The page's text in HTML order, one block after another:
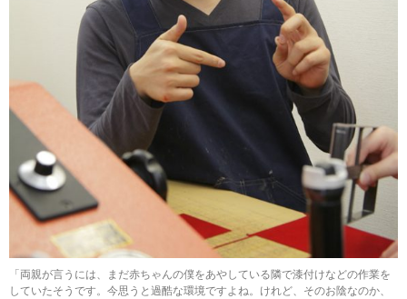
「両親が言うには、まだ赤ちゃんの僕をあやしている隣で漆付けなどの作業を
していたそうです。今思うと過酷な環境ですよね。けれど、そのお陰なのか、